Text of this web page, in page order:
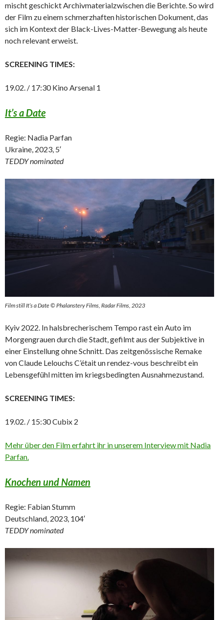
mischt geschickt Archivmaterialzwischen die Berichte. So wird
der Film zu einem schmerzhaften historischen Dokument, das
sich im Kontext der Black-Lives-Matter-Bewegung als heute
noch relevant erweist.
SCREENING TIMES:
19.02. / 17:30 Kino Arsenal 1
It’s a Date
Regie: Nadia Parfan
Ukraine, 2023, 5′
TEDDY nominated
Film still It’s a Date © Phalanstery Films, Radar Films, 2023
Kyiv 2022. In halsbrecherischem Tempo rast ein Auto im
Morgengrauen durch die Stadt, gefilmt aus der Subjektive in
einer Einstellung ohne Schnitt. Das zeitgenössische Remake
von Claude Lelouchs C’était un rendez-vous beschreibt ein
Lebensgefühl mitten im kriegsbedingten Ausnahmezustand.
SCREENING TIMES:
19.02. / 15:30 Cubix 2
Mehr über den Film erfahrt ihr in unserem Interview mit Nadia
Parfan.
Knochen und Namen
Regie: Fabian Stumm
Deutschland, 2023, 104′
TEDDY nominated